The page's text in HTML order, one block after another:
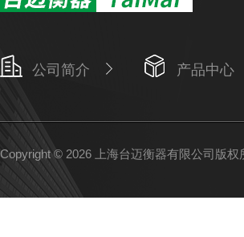
公司简介 产品中心
Copyright © 2026 上海台迈衡器有限公司版